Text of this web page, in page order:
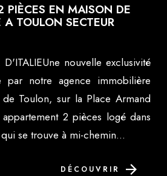
PIÈCES EN MAISON DE
TOULON SECTEUR
nouvelle exclusivité
par notre agence immobilière
Toulon, sur la Place Armand
2 pièces logé dans
se trouve à mi-chemin...
DÉCOUVRIR